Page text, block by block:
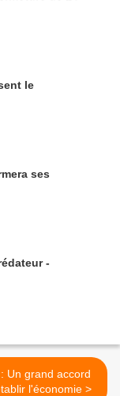
le
ses
prédateur -
Un grand accord
pour rétablir l'économie >